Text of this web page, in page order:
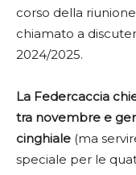
corso della
chiamato a
2024/2025.
La Federcaccia
tra novembre e
cinghiale (ma
speciale per le